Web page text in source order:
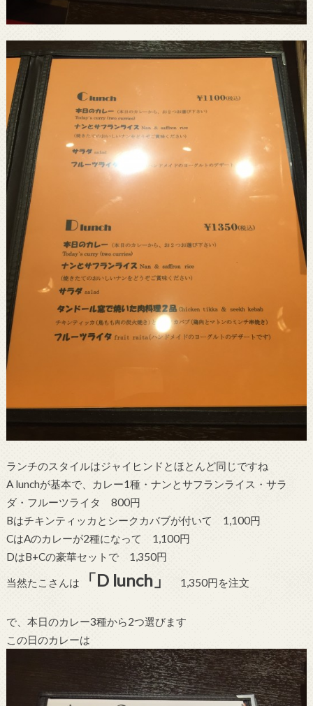
ランチのスタイルはジャイヒンドとほとんど同じですね
A lunchが基本で、カレー1種・ナンとサフランライス・サラ
ダ・フルーツライタ 800円
Bはチキンティッカとシークカバブが付いて 1,100円
CはAのカレーが2種になって 1,100円
DはB+Cの豪華セットで 1,350円
当然たこさんは 「D lunch」 1,350円を注文
で、本日のカレー3種から2つ選びます
この日のカレーは